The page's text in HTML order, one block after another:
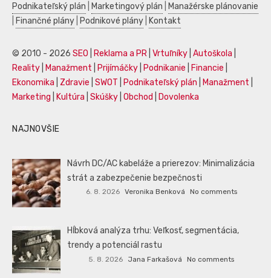
Podnikateľský plán Marketingový plán
Manažérske plánovanie
Finančné plány Podnikové plány Kontakt
© 2010 - 2026 SEO Reklama a PR Vrtuľníky Autoškola
Reality
Manažment Prijímáčky Podnikanie Financie
Ekonomika
Zdravie SWOT Podnikateľský plán Manažment
Marketing
Kultúra Skúšky Obchod Dovolenka
NAJNOVŠIE
Návrh DC/AC kabeláže a prierezov: Minimalizácia
strát a zabezpečenie bezpečnosti
6. 8. 2026 Veronika Benková No comments
Hĺbková analýza trhu: Veľkosť, segmentácia,
trendy a potenciál rastu
5. 8. 2026 Jana Farkašová No comments